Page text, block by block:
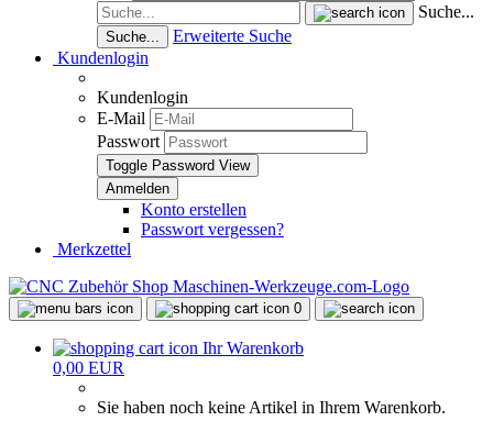
Suche...
Suche...
Erweiterte Suche
Kundenlogin
Kundenlogin
E-Mail
Passwort
Toggle Password View
Konto erstellen
Passwort vergessen?
Merkzettel
0
Ihr Warenkorb
0,00 EUR
Sie haben noch keine Artikel in Ihrem Warenkorb.